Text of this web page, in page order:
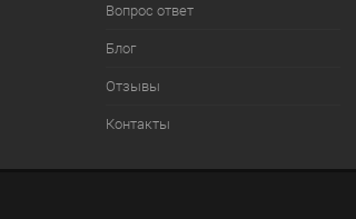
Вопрос ответ
Блог
Отзывы
Контакты